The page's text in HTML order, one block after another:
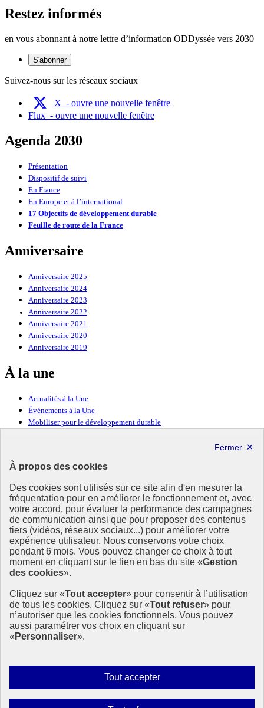
À propos des cookies
Des cookies sont utilisés sur ce site afin d'en mesurer la
fréquentation pour en améliorer le fonctionnement et, avec
votre accord, pour évaluer la performance des campagnes
de communication ainsi que pour proposer des contenus
tiers (vidéos, réseaux sociaux...) pour améliorer votre
expérience utilisateur. Nous conservons votre choix
pendant 6 mois. Vous pouvez changer ce choix à tout
moment en cliquant sur le lien en bas du site «Gestion
des cookies».
Cliquez sur «Tout accepter» pour consentir à l’utilisation
de tous les cookies. Cliquez sur «Tout refuser» pour
n’autoriser que les cookies fonctionnels. Vous pouvez
aussi paramétrer vos choix en cliquant sur
« Personnaliser».
Tout accepterAutoriser
tous
Restez informés
en vous abonnant à notre lettre d’information ODDyssée vers 2030
S'abonner
Suivez-nous sur les réseaux sociaux
X - ouvre une nouvelle fenêtre
Flux - ouvre une nouvelle fenêtre
Agenda 2030
Présentation
Dispositif de suivi
En France
En Europe et à l’international
17 Objectifs de développement durable
Feuille de route de la France
Anniversaire
Anniversaire 2025
Anniversaire 2024
Anniversaire 2023
Anniversaire 2022
Anniversaire 2021
Anniversaire 2020
Anniversaire 2019
À la une
Actualités à la Une
Événements à la Une
Mobiliser pour le développement durable
Ressources
Ressources
La Méth’ODD
Gouvernement
Ce site propose l’information de référence concernant l’Agenda
2030 et la feuille de route de la France. Il valorise la mobilisation de
tous les acteurs.
info.gouv.fr- ouvre une nouvelle fenêtre
service-public.fr - ouvre une nouvelle fenêtre
legifrance.gouv.fr- ouvre une nouvelle fenêtre
data.gouv.fr- ouvre une nouvelle fenêtre
Plan du site
Mentions légales